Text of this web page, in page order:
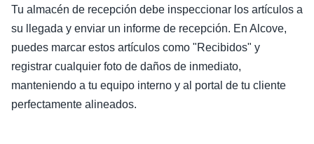
Tu almacén de recepción debe inspeccionar los artículos a
su llegada y enviar un informe de recepción. En Alcove,
puedes marcar estos artículos como "Recibidos" y
registrar cualquier foto de daños de inmediato,
manteniendo a tu equipo interno y al portal de tu cliente
perfectamente alineados.